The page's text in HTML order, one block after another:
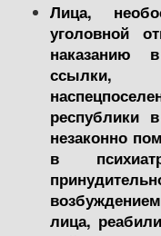
Лица,
уголовной
наказанию
ссылки,
на
республики
незаконно
в
лица,